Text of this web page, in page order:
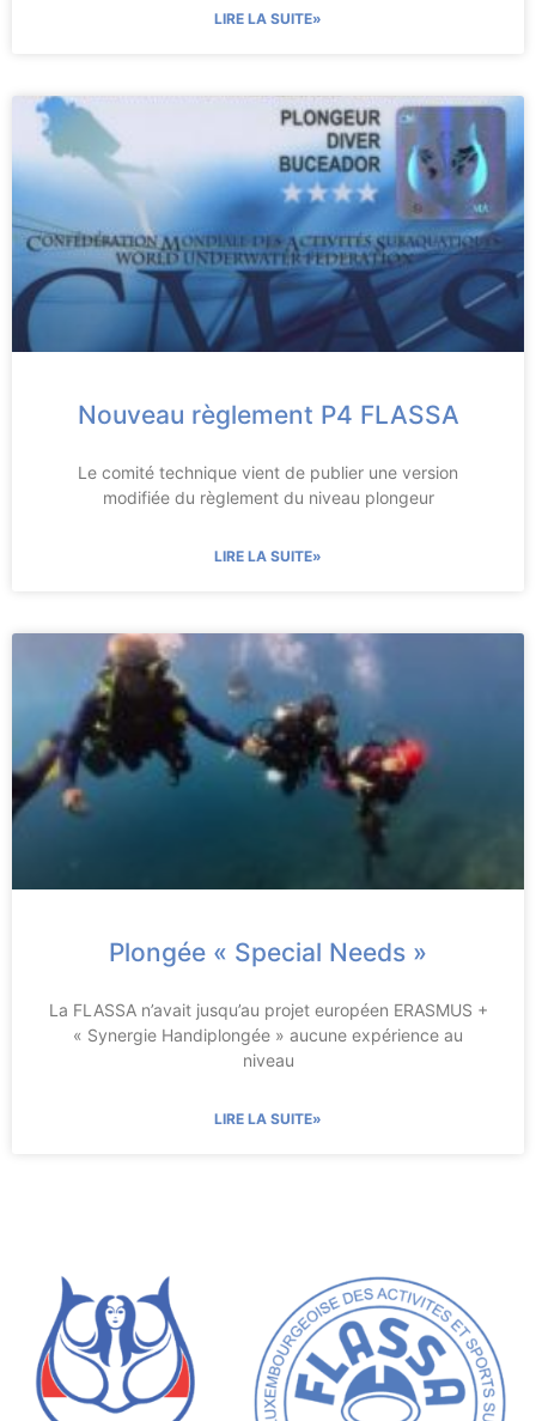
LIRE LA SUITE»
Nouveau règlement P4 FLASSA
Le comité technique vient de publier une version
modifiée du règlement du niveau plongeur
LIRE LA SUITE»
Plongée « Special Needs »
La FLASSA n’avait jusqu’au projet européen ERASMUS +
« Synergie Handiplongée » aucune expérience au
niveau
LIRE LA SUITE»